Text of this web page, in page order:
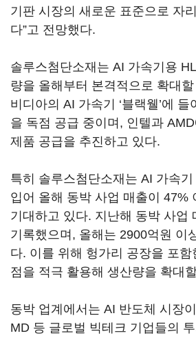
기판 시장의 새로운 표준으로 자
다”고 전망했다.
솔루스첨단소재는 AI 가속기용
량을 올해부터 본격적으로 확대
비디아의 AI 가속기 ‘블랙웰’에
을 독점 공급 중이며, 인텔과
제품 공급을 추진하고 있다.
특히 솔루스첨단소재는 AI 가속
입어 올해 동박 사업 매출이 47%
기대하고 있다. 지난해 동박 사업
기록했으며, 올해는 2900억원 이
다. 이를 위해 헝가리 공장을 포함
점을 적극 활용해 생산량을 확대
동박 업계에서는 AI 반도체 시장
MD 등 글로벌 빅테크 기업들의